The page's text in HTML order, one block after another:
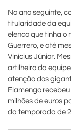
No ano seguinte,
titularidade da
elenco que tinha o
Guerrero, e até
Vinícius Júnior.
artilheiro da
atenção dos
Flamengo
milhões de euros
da temporada de